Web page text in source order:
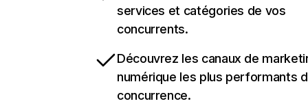
services et catégories de vos
concurrents.
Découvrez les canaux de
numérique les plus performants
concurrence.